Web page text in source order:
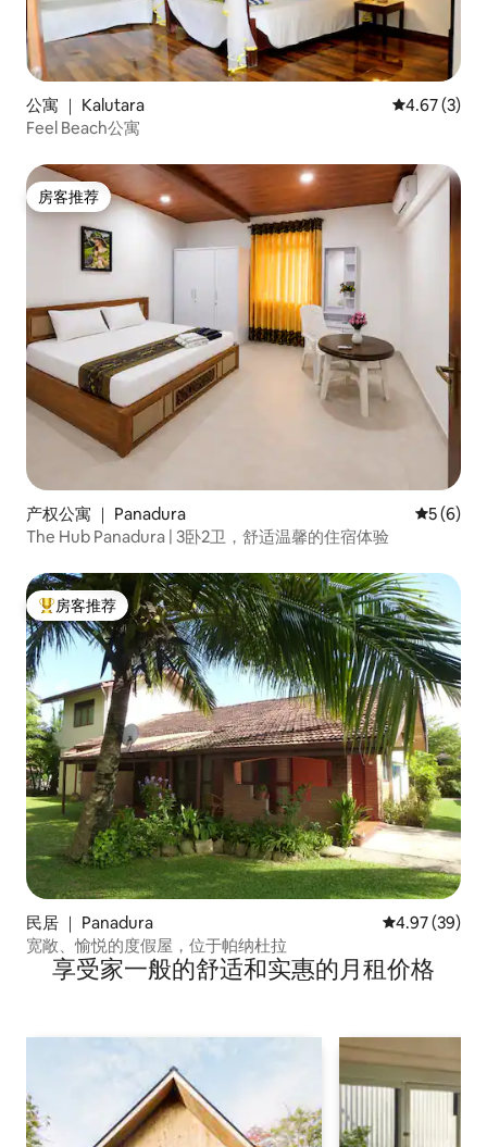
公寓 ｜ Kalutara 平均评分
4.67 (3)
Feel Beach公寓
房客推荐
房客推荐
产权公寓 ｜ Panadura 平均评分
5 (6)
The Hub Panadura | 3卧2卫，舒适温馨的住宿体验
热门「房客推荐」
房客推荐
民居 ｜ Panadura 平均评分
4.97 (39)
宽敞、愉悦的度假屋，位于帕纳杜拉
享受家一般的舒适和实惠的月租价格